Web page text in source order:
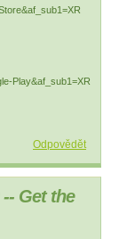
Play&af_sub1=XR
Odpovědět
Get the